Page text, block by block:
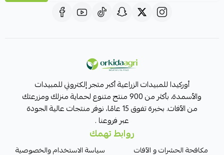
أوركيدا للمبيدات الزراعية أكبر متجر إلكتروني للمبيدات
والأسمدة، بأكثر من 900 منتج متنوع لحماية منزلك ومزرعتك
من الآفات. بخبرة تفوق 15 عامًا، نوفر منتجات عالية الجودة
عبر فروعنا .
روابط تهمك
مكافحة الحشرات و الآفات
سياسة الاستخدام والخصوصية